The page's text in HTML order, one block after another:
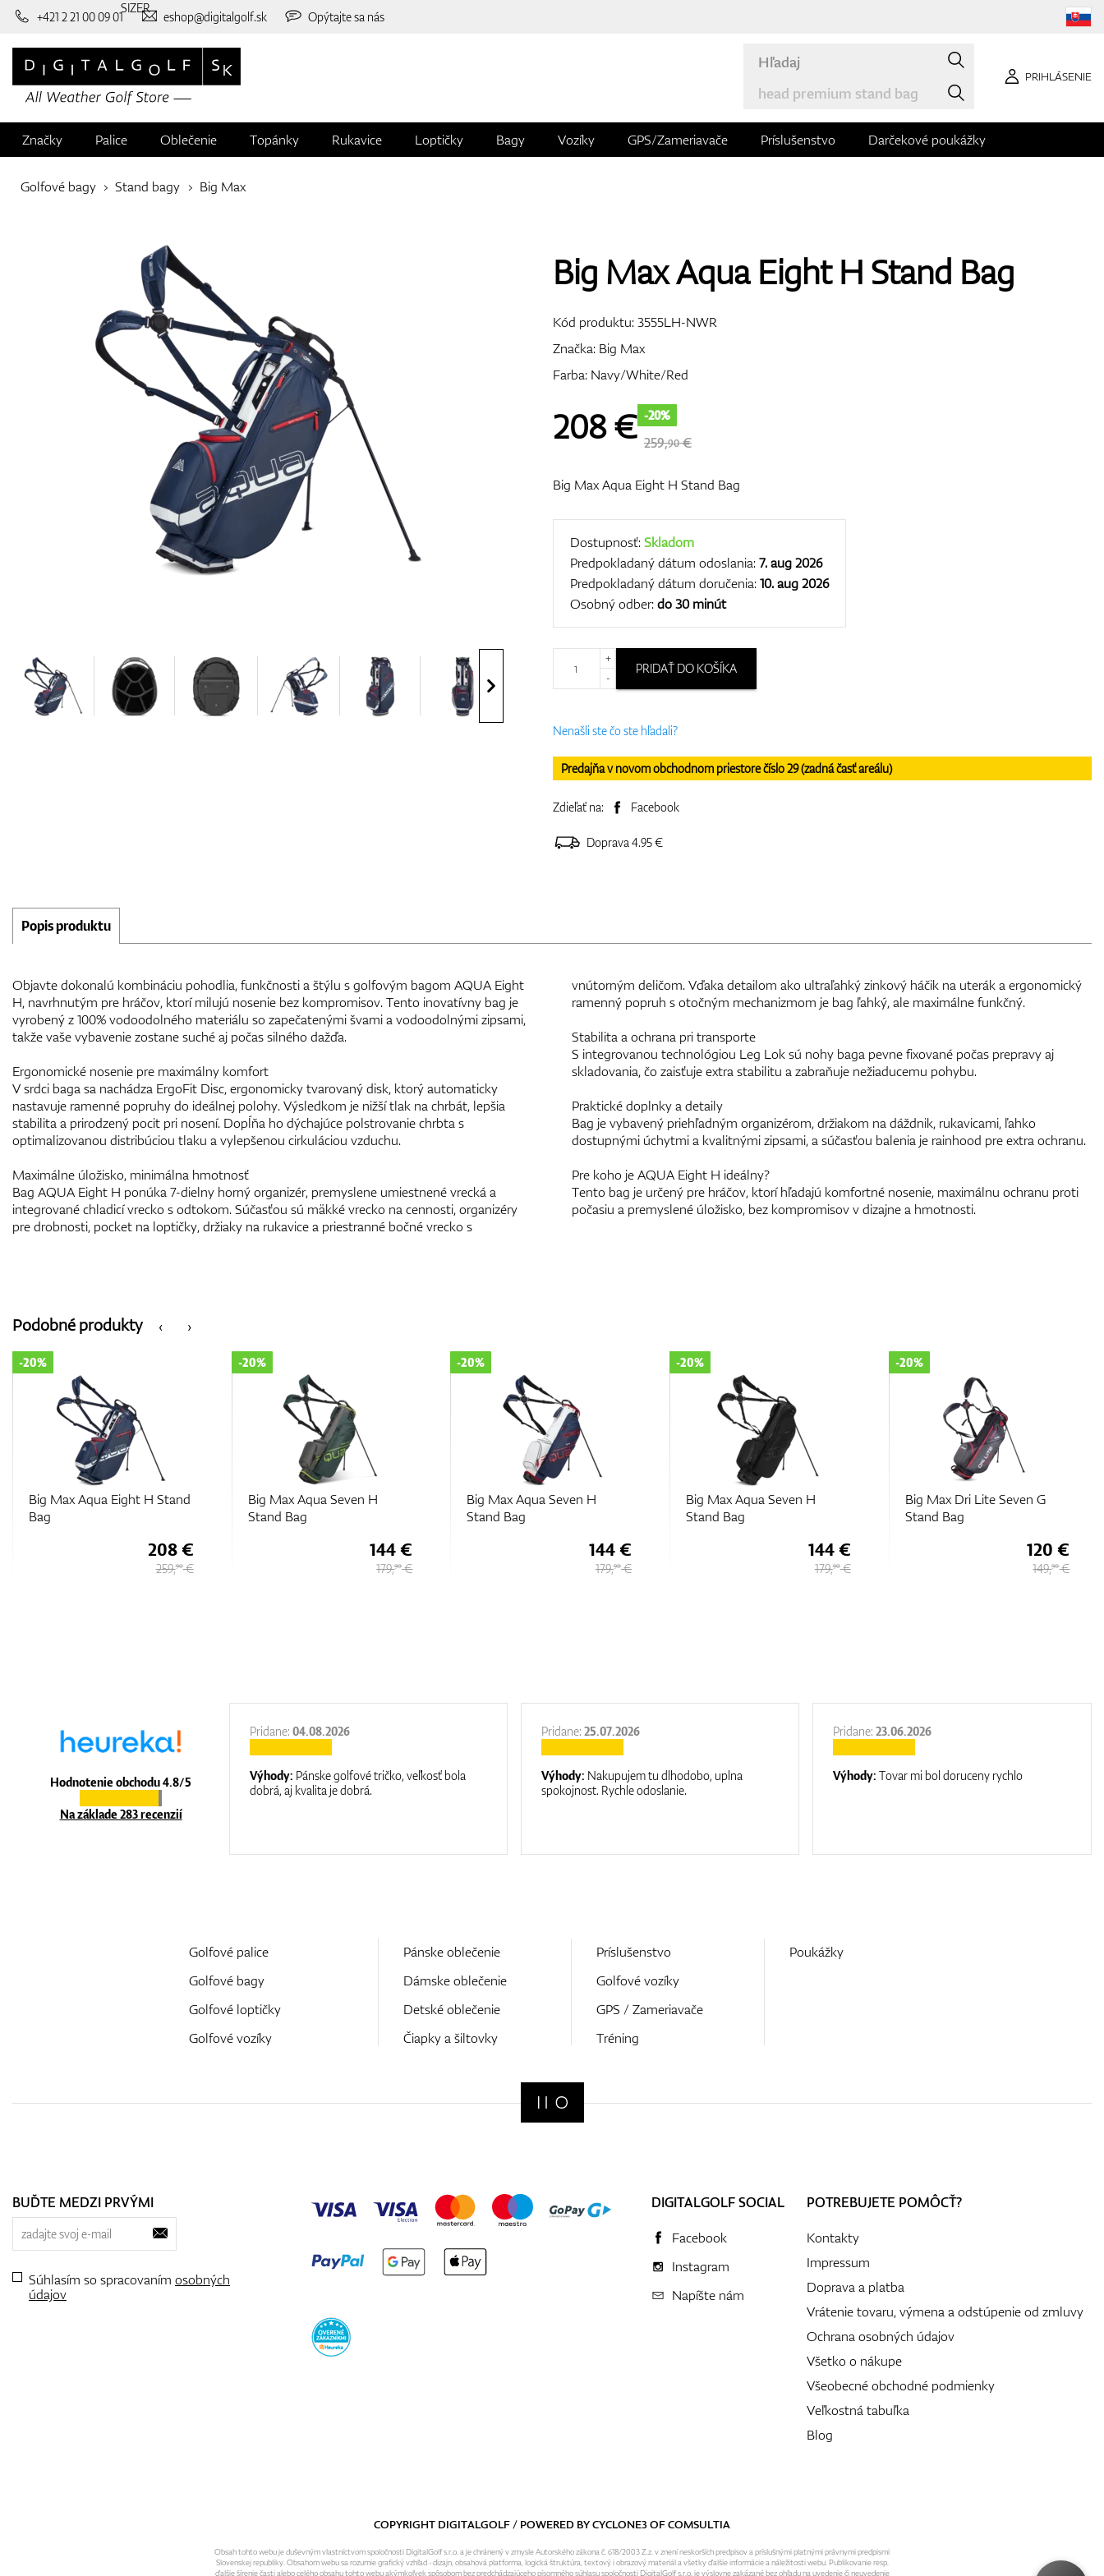
+421 2 21 00 09 01 eshop@digitalgolf.sk Opýtajte sa nás
PRIHLÁSENIE
Značky Palice Oblečenie Topánky Rukavice Loptičky Bagy Vozíky GPS/Zameriavače Príslušenstvo Darčekové poukážky
Golfové bagy Stand bagy Big Max
Big Max Aqua Eight H Stand Bag
Kód produktu:3555LH-NWR
Značka: Big Max
Farba: Navy/White/Red
208€ -20%
259,90€
Big Max Aqua Eight H Stand Bag
Dostupnosť:Skladom
Predpokladaný dátum odoslania:7. aug 2026
Predpokladaný dátum doručenia:10. aug 2026
Osobný odber:do 30 minút
+
-
PRIDAŤ DO KOŠÍKA
Nenašli ste čo ste hľadali?
Predajňa v novom obchodnom priestore číslo 29 (zadná časť areálu)
Zdieľať na: Facebook
Doprava 4.95 €
Popis produktu
Objavte dokonalú kombináciu pohodlia, funkčnosti a štýlu s golfovým bagom AQUA Eight
H, navrhnutým pre hráčov, ktorí milujú nosenie bez kompromisov. Tento inovatívny bag je
vyrobený z 100% vodoodolného materiálu so zapečatenými švami a vodoodolnými zipsami,
takže vaše vybavenie zostane suché aj počas silného dažďa.
Ergonomické nosenie pre maximálny komfort
V srdci baga sa nachádza ErgoFit Disc, ergonomicky tvarovaný disk, ktorý automaticky
nastavuje ramenné popruhy do ideálnej polohy. Výsledkom je nižší tlak na chrbát, lepšia
stabilita a prirodzený pocit pri nosení. Dopĺňa ho dýchajúce polstrovanie chrbta s
optimalizovanou distribúciou tlaku a vylepšenou cirkuláciou vzduchu.
Maximálne úložisko, minimálna hmotnosť
Bag AQUA Eight H ponúka 7-dielny horný organizér, premyslene umiestnené vrecká a
integrované chladicí vrecko s odtokom. Súčasťou sú mäkké vrecko na cennosti, organizéry
pre drobnosti, pocket na loptičky, držiaky na rukavice a priestranné bočné vrecko s
vnútorným deličom. Vďaka detailom ako ultraľahký zinkový háčik na uterák a ergonomický
ramenný popruh s otočným mechanizmom je bag ľahký, ale maximálne funkčný.
Stabilita a ochrana pri transporte
S integrovanou technológiou Leg Lok sú nohy baga pevne fixované počas prepravy aj
skladovania, čo zaisťuje extra stabilitu a zabraňuje nežiaducemu pohybu.
Praktické doplnky a detaily
Bag je vybavený priehľadným organizérom, držiakom na dáždnik, rukavicami, ľahko
dostupnými úchytmi a kvalitnými zipsami, a súčasťou balenia je rainhood pre extra ochranu.
Pre koho je AQUA Eight H ideálny?
Tento bag je určený pre hráčov, ktorí hľadajú komfortné nosenie, maximálnu ochranu proti
počasiu a premyslené úložisko, bez kompromisov v dizajne a hmotnosti.
‹
Podobné produkty ›
Big Max Aqua Seven H
Stand Bag
-20%
144 €
179,90€
Big Max Aqua Seven H
Stand Bag
-20%
144 €
179,90€
Big Max Aqua Seven H
Stand Bag
-20%
144 €
179,90€
Big Max Dri Lite Seven G
Stand Bag
-20%
120 €
149,90€
Big Max Aqua Seven H
Stand Bag
-20%
144 €
179,90€
Hodnotenie obchodu 4.8/5
Na základe 283 recenzií
It is a great shop where they help you
Pridane:04.08.2026
Výhody: Pánske golfové tričko, veľkosť bola
dobrá, aj kvalita je dobrá.
Pridane:25.07.2026
Výhody: Nakupujem tu dlhodobo, uplna
spokojnost. Rychle odoslanie.
Pridane:23.06.2026
Výhody:Tovar mi bol doruceny rychlo
Golfové palice
Golfové bagy
Golfové loptičky
Golfové vozíky
Pánske oblečenie
Dámske oblečenie
Detské oblečenie
Čiapky a šiltovky
Príslušenstvo
Golfové vozíky
GPS / Zameriavače
Tréning
Poukážky
BUĎTE MEDZI PRVÝMI
Súhlasím so spracovaním osobných
údajov
DIGITALGOLF SOCIAL
Facebook
Instagram
Napíšte nám
POTREBUJETE POMÔCŤ?
Kontakty
Impressum
Doprava a platba
Vrátenie tovaru, výmena a odstúpenie od zmluvy
Ochrana osobných údajov
Všetko o nákupe
Všeobecné obchodné podmienky
Veľkostná tabuľka
Blog
COPYRIGHT DIGITALGOLF / POWERED BYCYCLONE3OFCOMSULTIA
Obsah tohto webu je duševným vlastníctvom spoločnosti DigitalGolf s.r.o. a je chránený v zmysle Autorského zákona č. 618/2003 Z.z. v znení neskorších predpisov a príslušnými platnými právnymi predpismi
Slovenskej republiky. Obsahom webu sa rozumie grafický vzhľad - dizajn, obsahová platforma, logická štruktúra, textový i obrazový materiál a všetky ďalšie informácie a náležitosti webu. Publikovanie resp.
ďalšie šírenie časti alebo celého obsahu tohto webu akýmkoľvek spôsobom bez predchádzajúceho písomného súhlasu spoločnosti DigitalGolf s.r.o. je výslovne zakázané bez ohľadu na uvedenie či neuvedenie
SIZER